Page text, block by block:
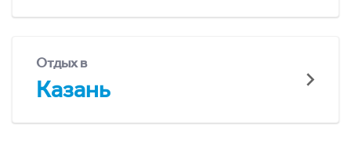
Отдых в
Казань